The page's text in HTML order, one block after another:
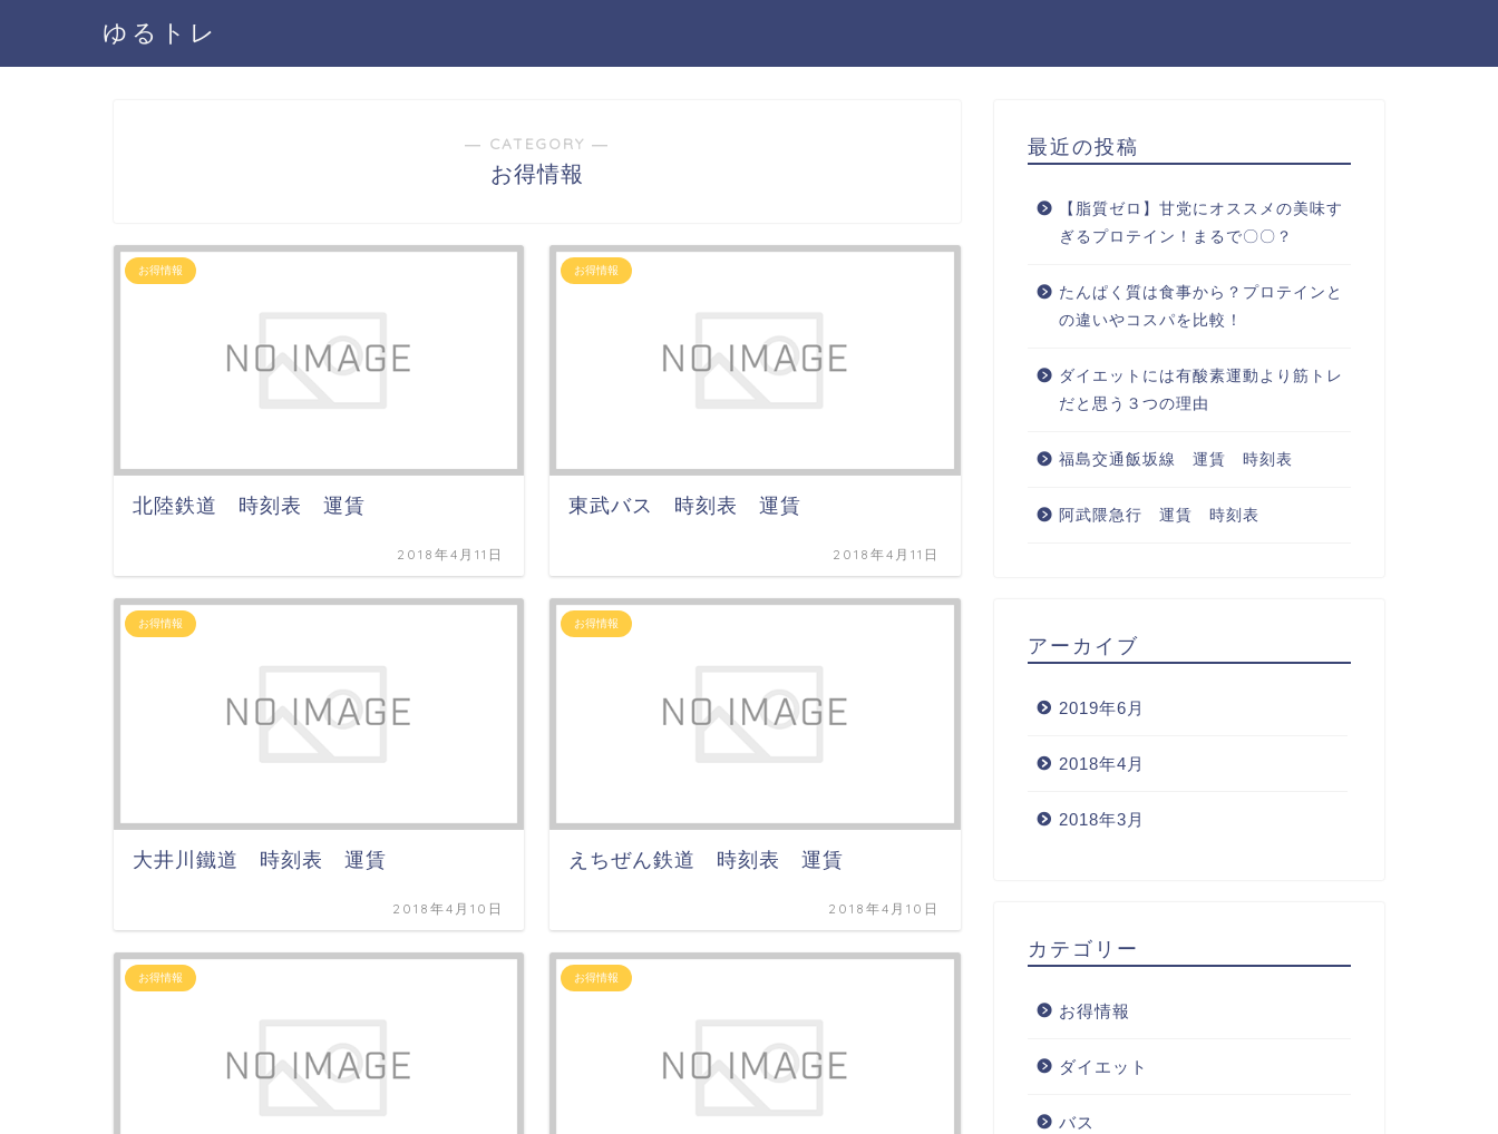
ゆるトレ
― CATEGORY ―
お得情報
お得情報
北陸鉄道 時刻表 運賃
2018年4月11日
お得情報
東武バス 時刻表 運賃
2018年4月11日
お得情報
大井川鐵道 時刻表 運賃
2018年4月10日
お得情報
えちぜん鉄道 時刻表 運賃
2018年4月10日
お得情報 お得情報
最近の投稿
【脂質ゼロ】甘党にオススメの美味す
ぎるプロテイン！まるで〇〇？
たんぱく質は食事から？プロテインと
の違いやコスパを比較！
ダイエットには有酸素運動より筋トレ
だと思う３つの理由
福島交通飯坂線 運賃 時刻表
阿武隈急行 運賃 時刻表
アーカイブ
2019年6月
2018年4月
2018年3月
カテゴリー
お得情報
ダイエット
バス